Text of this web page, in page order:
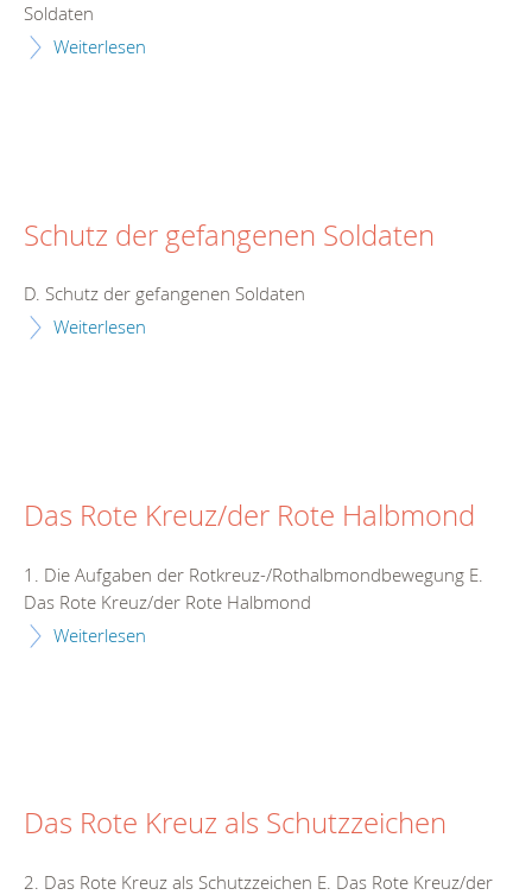
Soldaten
Weiterlesen
Schutz der gefangenen Soldaten
D. Schutz der gefangenen Soldaten
Weiterlesen
Das Rote Kreuz/der Rote Halbmond
1. Die Aufgaben der Rotkreuz-/Rothalbmondbewegung E.
Das Rote Kreuz/der Rote Halbmond
Weiterlesen
Das Rote Kreuz als Schutzzeichen
2. Das Rote Kreuz als Schutzzeichen E. Das Rote Kreuz/der